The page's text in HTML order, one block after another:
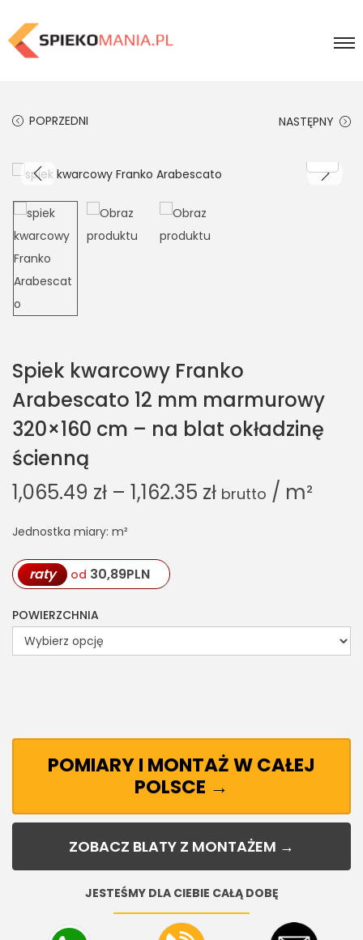
POPRZEDNI NASTĘPNY
Spiek kwarcowy Franko
Arabescato 12 mm marmurowy
320×160 cm – na blat okładzinę
ścienną
1,065.49 zł – 1,162.35 zł brutto / m²
Jednostka miary: m²
raty od 30,89PLN
POWIERZCHNIA
POMIARY I MONTAŻ W CAŁEJ
POLSCE →
ZOBACZ BLATY Z MONTAŻEM →
JESTEŚMY DLA CIEBIE CAŁĄ DOBĘ